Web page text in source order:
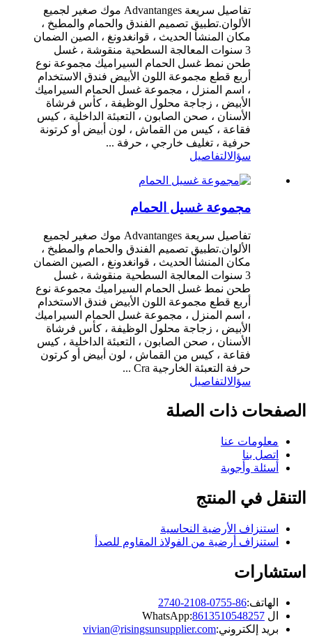
تفاصيل سريعة Advantanges موك صغير لجميع
الألوان.تطبيق تصميم الفندق والحمام والمطبخ ،
مكان المنشأ الحديث ، قوانغدونغ ، الصين الضمان
3 سنوات المعالجة السطحية منقوشة ، غسل
طحن نمط غسل الحمام السيراميك مجموعة نوع
أربع قطع مجموعة اللون الأبيض فندق الاستخدام
، اسم المنزل ، مجموعة غسل الحمام السيراميك
الأبيض ، زجاجة محلول الوظيفة ، كأس فرشاة
الأسنان ، صحن الصابون ، التعبئة الداخلية ، كيس
فقاعة ، كيس من القماش ، لون أبيض أو كرتونة
حرفية ، تغليف خارجي ، حرفة ...
سؤالالتفاصيل
مجموعة غسيل الحمام
تفاصيل سريعة Advantanges موك صغير لجميع
الألوان.تطبيق تصميم الفندق والحمام والمطبخ ،
مكان المنشأ الحديث ، قوانغدونغ ، الصين الضمان
3 سنوات المعالجة السطحية منقوشة ، غسل
طحن نمط غسل الحمام السيراميك مجموعة نوع
أربع قطع مجموعة اللون الأبيض فندق الاستخدام
، اسم المنزل ، مجموعة غسل الحمام السيراميك
الأبيض ، زجاجة محلول الوظيفة ، كأس فرشاة
الأسنان ، صحن الصابون ، التعبئة الداخلية ، كيس
فقاعة ، كيس من القماش ، لون أبيض أو كرتون
حرفة التعبئة الخارجية Cra ...
سؤالالتفاصيل
الصفحات ذات الصلة
معلومات عنا
اتصل بنا
أسئلة وأجوبة
التنقل في المنتج
استنزاف الأرضية النحاسية
استنزاف أرضية من الفولاذ المقاوم للصدأ
استشارات
الهاتف:86-0755-2108-2740
ال WhatsApp: 8613510548257
بريد إلكتروني:vivian@risingsunsupplier.com